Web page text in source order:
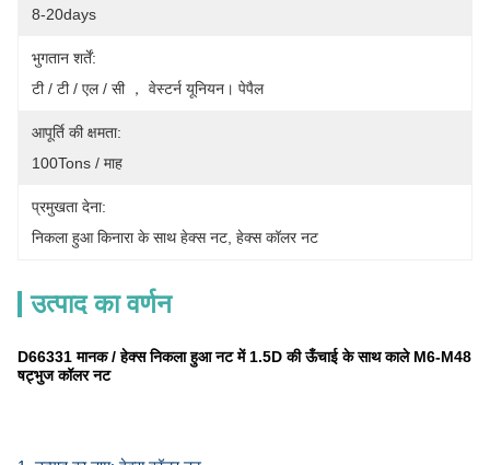
8-20days
भुगतान शर्तें:
टी / टी / एल / सी ， वेस्टर्न यूनियन। पेपैल
आपूर्ति की क्षमता:
100Tons / माह
प्रमुखता देना:
निकला हुआ किनारा के साथ हेक्स नट हेक्स कॉलर नट
उत्पाद का वर्णन
D66331 मानक / हेक्स निकला हुआ नट में 1.5D की ऊँचाई के साथ काले M6-M48
षट्भुज कॉलर नट